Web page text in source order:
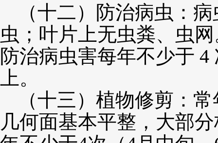
（十二）
防治病虫：
虫；叶片上无虫粪、虫
防治病虫害每年不少于 4
上。
（十三）植物修剪：
几何面基本平整，大部